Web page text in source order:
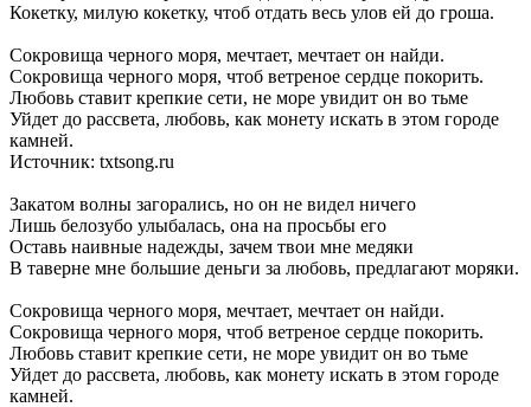
Кокетку, милую кокетку, чтоб отдать весь улов ей до гроша.
Сокровища черного моря, мечтает, мечтает он найди.
Сокровища черного моря, чтоб ветреное сердце покорить.
Любовь ставит крепкие сети, не море увидит он во тьме
Уйдет до рассвета, любовь, как монету искать в этом городе
камней.
Источник: txtsong.ru
Закатом волны загорались, но он не видел ничего
Лишь белозубо улыбалась, она на просьбы его
Оставь наивные надежды, зачем твои мне медяки
В таверне мне большие деньги за любовь, предлагают моряки.
Сокровища черного моря, мечтает, мечтает он найди.
Сокровища черного моря, чтоб ветреное сердце покорить.
Любовь ставит крепкие сети, не море увидит он во тьме
Уйдет до рассвета, любовь, как монету искать в этом городе
камней.